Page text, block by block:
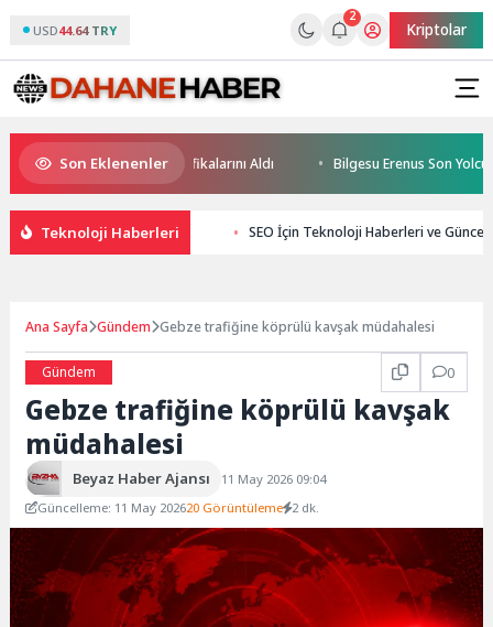
USD44.64 TRY
2
Kriptolar
Son Eklenenler
Yüzücüleri Sertifikalarını Aldı Bilgesu Erenus Son
Teknoloji Haberleri SEO İçin Teknoloji Haberleri ve
Ana Sayfa Gündem Gebze trafiğine köprülü kavşak müdahalesi
Gündem 0
Gebze trafiğine köprülü kavşak
müdahalesi
Beyaz Haber Ajansı
11 May 2026 09:04
Güncelleme: 11 May 202620 Görüntüleme 2 dk.